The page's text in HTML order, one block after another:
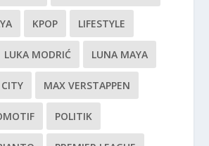
KPOP LIFESTYLE
LUKA MODRIĆ LUNA MAYA
MAX VERSTAPPEN
POLITIK